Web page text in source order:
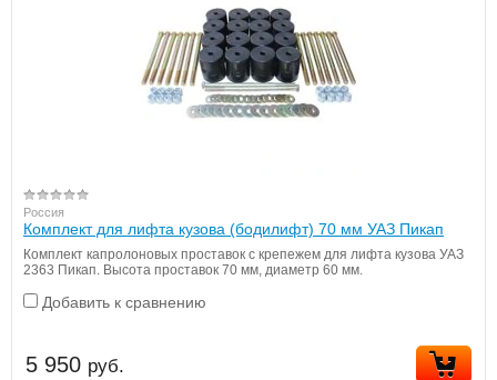
Россия
Комплект для лифта кузова (бодилифт) 70 мм УАЗ Пикап
Комплект капролоновых проставок с крепежем для лифта кузова УАЗ
2363 Пикап. Высота проставок 70 мм, диаметр 60 мм.
Добавить к сравнению
5 950 руб.